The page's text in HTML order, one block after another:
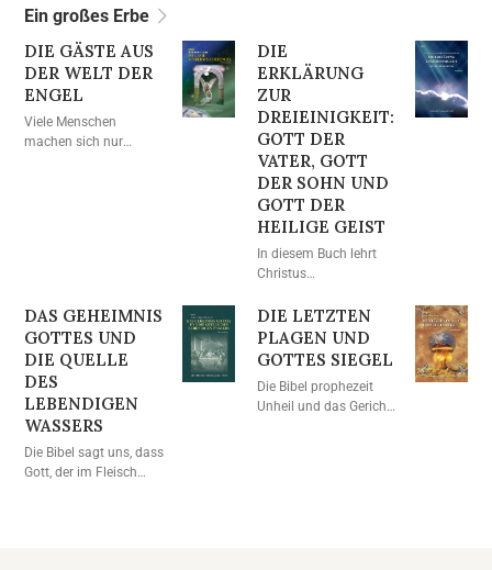
Ein großes Erbe
DIE GÄSTE AUS
DER WELT DER
ENGEL
Viele Menschen
machen sich nur
Ahnsahnghong
detaillierte Erklärungen
darüber.
DIE
ERKLÄRUNG
ZUR
DREIEINIGKEIT:
GOTT DER
VATER, GOTT
DER SOHN UND
GOTT DER
HEILIGE GEIST
In diesem Buch lehrt
Christus
der Vater, der Sohn und
der Heilige Geist nicht
verschieden sind,
derselbe Gottvater.
DAS GEHEIMNIS
GOTTES UND
DIE QUELLE
DES
LEBENDIGEN
WASSERS
Die Bibel sagt uns, dass
Gott, der im Fleisch
DIE LETZTEN
PLAGEN UND
GOTTES SIEGEL
Die Bibel prophezeit
Unheil und das Gericht